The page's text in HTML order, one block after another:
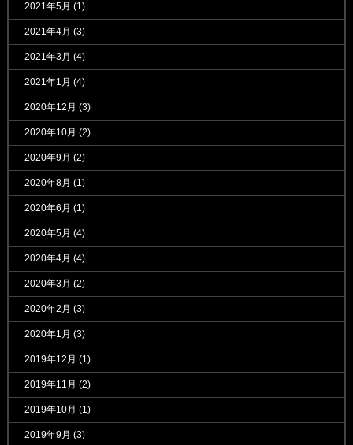
2021年5月 (1)
2021年4月 (3)
2021年3月 (4)
2021年1月 (4)
2020年12月 (3)
2020年10月 (2)
2020年9月 (2)
2020年8月 (1)
2020年6月 (1)
2020年5月 (4)
2020年4月 (4)
2020年3月 (2)
2020年2月 (3)
2020年1月 (3)
2019年12月 (1)
2019年11月 (2)
2019年10月 (1)
2019年9月 (3)